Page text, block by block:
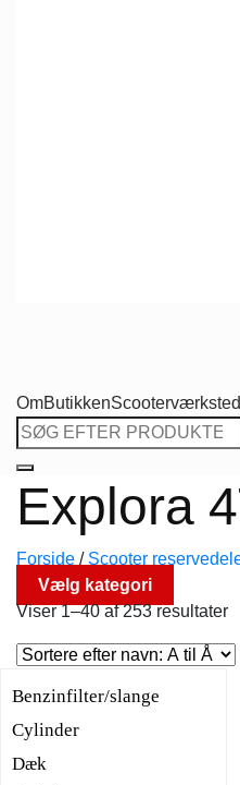
OmButikkenScooterværksted
Søg
efter:
Explora
Forside / Scooter
Vælg kategori
Viser 1–40 af 253 resultater
Benzinfilter/slange
Cylinder
Dæk